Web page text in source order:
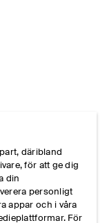
däribland
för att ge dig
din
personligt
appar och i våra
För